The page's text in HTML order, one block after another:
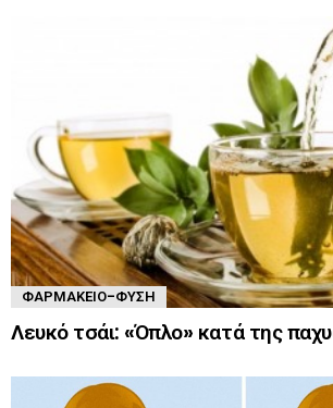
ΦΑΡΜΑΚΕΊΟ-ΦΎΣΗ
Λευκό τσάι: «Όπλο» κατά της